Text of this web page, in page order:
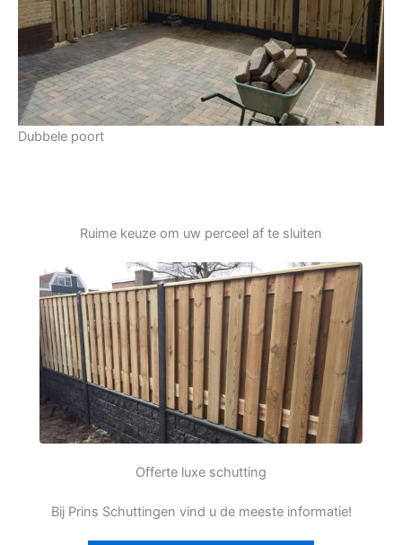
Dubbele poort
Ruime keuze om uw perceel af te sluiten
Offerte luxe schutting
Bij Prins Schuttingen vind u de meeste informatie!